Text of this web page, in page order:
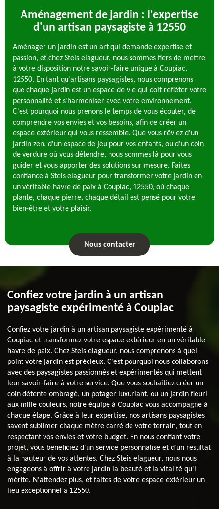
Aménagement de jardin : l'expertise
d'un artisan paysagiste à 12550
Aménager un jardin est un art qui demande expertise et
passion, et chez Steis elagueur, nous sommes fiers de mettre
à votre disposition notre savoir-faire unique à Coupiac,
12550. En tant qu'artisans paysagistes, nous comprenons
que chaque jardin est un espace de vie qui doit refléter votre
personnalité et s'harmoniser avec votre environnement.
C'est pourquoi nous prenons le temps de vous écouter, de
comprendre vos envies et vos besoins, afin de créer un
espace extérieur qui vous ressemble. Que vous rêviez d'un
jardin zen, d'un espace de jeu pour vos enfants, ou d'un coin
de verdure où vous détendre, nous sommes là pour vous
guider et vous apporter des solutions sur mesure. Faites
confiance à Steis elagueur pour transformer votre jardin en
un véritable havre de paix à Coupiac, 12550, où chaque
plante, chaque pierre, chaque détail est pensé pour votre
bien-être et votre plaisir.
Nous contacter
Confiez votre jardin à un artisan
paysagiste expérimenté à Coupiac
Confiez votre jardin à un artisan paysagiste expérimenté à
Coupiac et transformez votre espace extérieur en un véritable
havre de paix. Chez Steis elagueur, nous comprenons à quel
point votre jardin est précieux. C'est pourquoi nous collaborons
avec des paysagistes passionnés et expérimentés qui mettent
leur savoir-faire à votre service. Que vous souhaitiez créer un
coin détente ombragé, un potager luxuriant, ou un jardin fleuri
aux mille couleurs, notre équipe à Coupiac vous accompagne à
chaque étape. Grâce à leur expertise, nos artisans paysagistes
savent sublimer chaque mètre carré de votre terrain, tout en
respectant vos envies et votre budget. En nous confiant votre
projet, vous bénéficiez d'un service personnalisé et d'un résultat
à la hauteur de vos attentes. Chez Steis elagueur, nous nous
engageons à offrir à votre jardin la beauté et la vitalité qu'il
mérite. N'attendez plus, et faites de votre espace extérieur un
lieu exceptionnel à 12550.